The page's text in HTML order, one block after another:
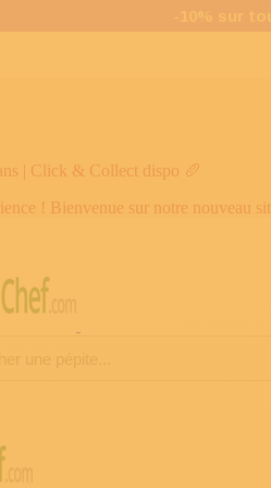
| Click & Collect dispo 🥖
! Bienvenue sur notre nouveau